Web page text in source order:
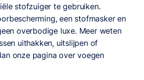
stofzuiger te gebruiken.
een stofmasker en
overbodige luxe. Meer weten
uithakken, uitslijpen of
onze pagina over voegen